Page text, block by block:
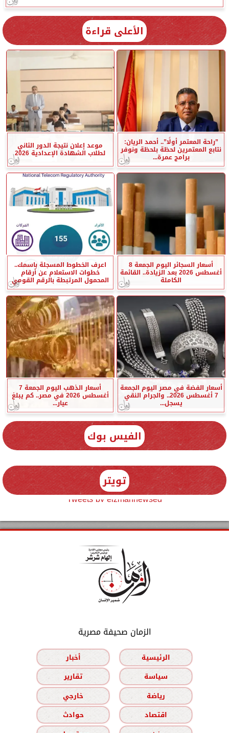
الأعلى قراءة
”راحة المعتمر أولًا”.. أحمد الريان:
نتابع المعتمرين لحظة بلحظة ونوفر
برامج عمرة...
موعد إعلان نتيجة الدور الثاني
لطلاب الشهادة الإعدادية 2026
أسعار السجائر اليوم الجمعة 8
أغسطس 2026 بعد الزيادة.. القائمة
الكاملة
اعرف الخطوط المسجلة باسمك..
خطوات الاستعلام عن أرقام
المحمول المرتبطة بالرقم القومي
أسعار الفضة في مصر اليوم الجمعة
7 أغسطس 2026.. والجرام النقي
يسجل...
أسعار الذهب اليوم الجمعة 7
أغسطس 2026 في مصر.. كم يبلغ
عيار...
الفيس بوك
تويتر
Tweets by elzmannewseg
الزمان صحيفة مصرية
الرئيسية
أخبار
سياسة
تقارير
رياضة
خارجي
اقتصاد
حوادث